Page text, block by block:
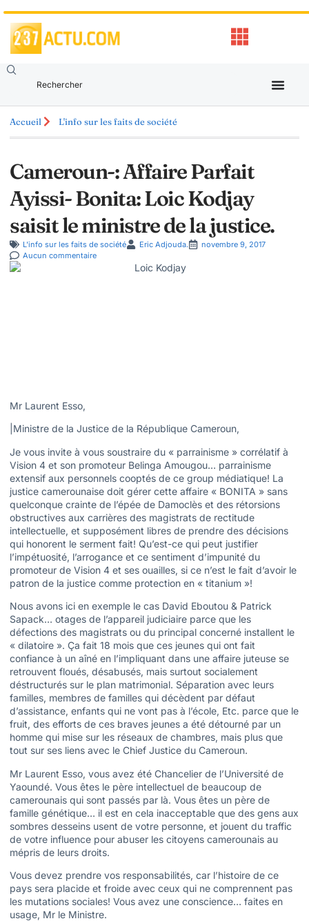
Accueil L'info sur les faits de société
Cameroun-: Affaire Parfait
Ayissi- Bonita: Loic Kodjay
saisit le ministre de la justice.
L'info sur les faits de société Eric Adjouda.
novembre 9, 2017
Aucun commentaire
Mr Laurent Esso,
|Ministre de la Justice de la République Cameroun,
Je vous invite à vous soustraire du « parrainisme » corrélatif à
Vision 4 et son promoteur Belinga Amougou… parrainisme
extensif aux personnels cooptés de ce group médiatique! La
justice camerounaise doit gérer cette affaire « BONITA » sans
quelconque crainte de l’épée de Damoclès et des rétorsions
obstructives aux carrières des magistrats de rectitude
intellectuelle, et supposément libres de prendre des décisions
qui honorent le serment fait! Qu’est-ce qui peut justifier
l’impétuosité, l’arrogance et ce sentiment d’impunité du
promoteur de Vision 4 et ses ouailles, si ce n’est le fait d’avoir le
patron de la justice comme protection en « titanium »!
Nous avons ici en exemple le cas David Eboutou & Patrick
Sapack… otages de l’appareil judiciaire parce que les
défections des magistrats ou du principal concerné installent le
« dilatoire ». Ça fait 18 mois que ces jeunes qui ont fait
confiance à un aîné en l’impliquant dans une affaire juteuse se
retrouvent floués, désabusés, mais surtout socialement
déstructurés sur le plan matrimonial. Séparation avec leurs
familles, membres de familles qui décèdent par défaut
d’assistance, enfants qui ne vont pas à l’école, Etc. parce que le
fruit, des efforts de ces braves jeunes a été détourné par un
homme qui mise sur les réseaux de chambres, mais plus que
tout sur ses liens avec le Chief Justice du Cameroun.
Mr Laurent Esso, vous avez été Chancelier de l’Université de
Yaoundé. Vous êtes le père intellectuel de beaucoup de
camerounais qui sont passés par là. Vous êtes un père de
famille génétique… il est en cela inacceptable que des gens aux
sombres desseins usent de votre personne, et jouent du traffic
de votre influence pour abuser les citoyens camerounais au
mépris de leurs droits.
Vous devez prendre vos responsabilités, car l’histoire de ce
pays sera placide et froide avec ceux qui ne comprennent pas
les mutations sociales! Vous avez une conscience… faites en
usage, Mr le Ministre.